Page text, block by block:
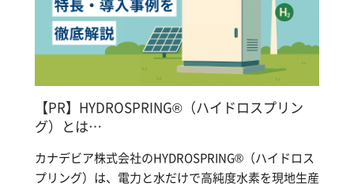
【PR】HYDROSPRING®（ハイドロスプリン
グ）とは…
カナデビア株式会社のHYDROSPRING®（ハイドロス
プリング）は、電力と水だけで高純度水素を現地生産